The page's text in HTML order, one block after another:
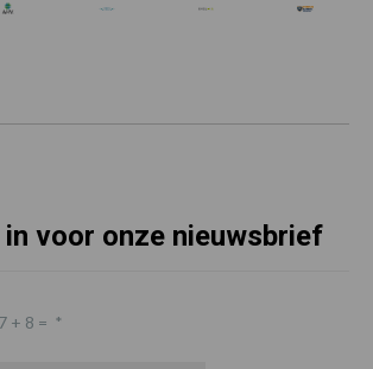
voor onze nieuwsbrief
7 + 8 = *